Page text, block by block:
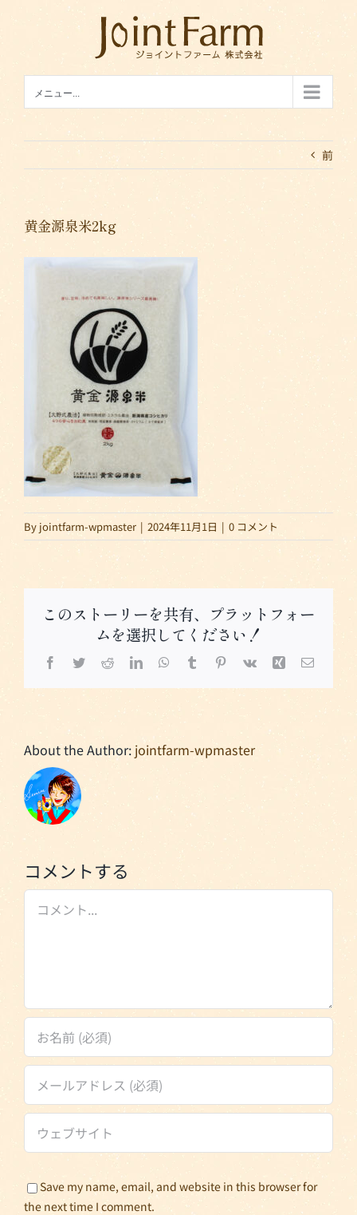
メニュー...
前
黄金源泉米2kg
By jointfarm-wpmaster | 2024年11月1日 | 0 コメント
このストーリーを共有、プラットフォー
ムを選択してください！
Facebook
TwitterRedditLinkedInWhatsApp
TumblrPinterest
Vk Xing 電
メ
ル
About the Author: jointfarm-wpmaster
コメントする
Save my name, email, and website in this browser for
the next time I comment.